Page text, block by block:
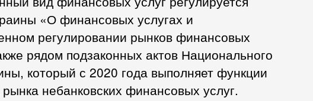
«О финансовых услугах и
регулировании рынков финансовых
рядом подзаконных актов Национального
который с 2020 года выполняет функции
рынка небанковских финансовых услуг.